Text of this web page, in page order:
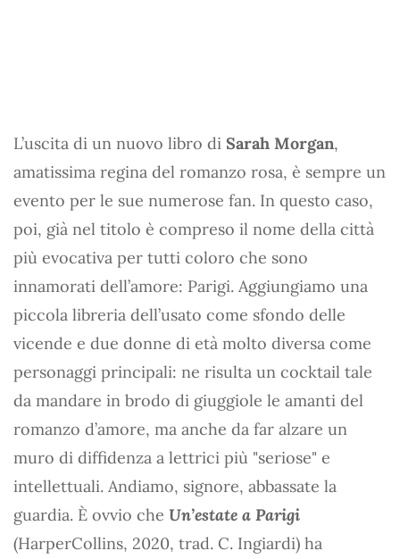
L’uscita di un nuovo libro di Sarah Morgan,
amatissima regina del romanzo rosa, è sempre un
evento per le sue numerose fan. In questo caso,
poi, già nel titolo è compreso il nome della città
più evocativa per tutti coloro che sono
innamorati dell’amore: Parigi. Aggiungiamo una
piccola libreria dell’usato come sfondo delle
vicende e due donne di età molto diversa come
personaggi principali: ne risulta un cocktail tale
da mandare in brodo di giuggiole le amanti del
romanzo d’amore, ma anche da far alzare un
muro di diffidenza a lettrici più "seriose" e
intellettuali. Andiamo, signore, abbassate la
guardia. È ovvio che Un’estate a Parigi
(HarperCollins, 2020, trad. C. Ingiardi) ha